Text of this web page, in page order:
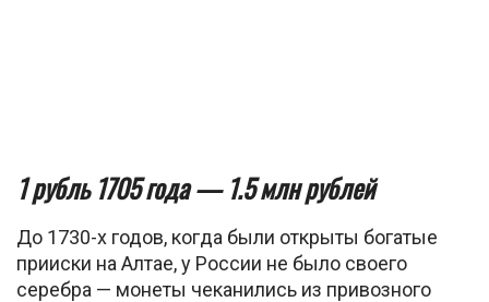
1 рубль 1705 года — 1.5 млн рублей
До 1730-х годов, когда были открыты богатые
прииски на Алтае, у России не было своего
серебра — монеты чеканились из привозного